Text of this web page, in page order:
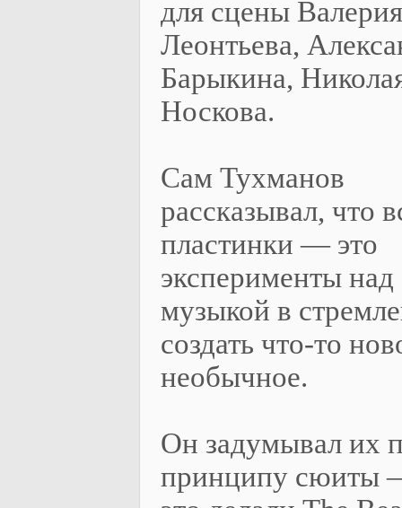
для сцены Валерия
Леонтьева,
Барыкина,
Носкова.
Сам Тухманов
рассказывал, что
пластинки — это
эксперименты над
музыкой в
создать что-то
необычное.
Он задумывал их
принципу сюиты